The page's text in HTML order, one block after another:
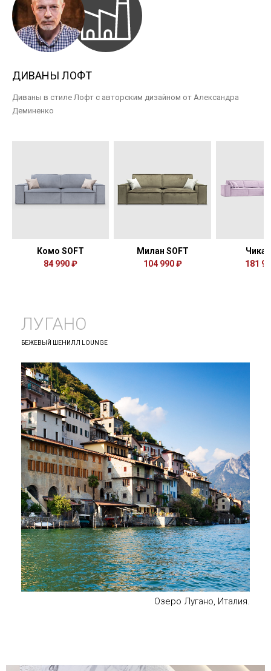
ДИВАНЫ ЛОФТ
Диваны в стиле Лофт с авторским дизайном от Александра
Деминенко
Комо SOFT
84 990 ₽
Милан SOFT
104 990 ₽
181
ЛУГАНО
БЕЖЕВЫЙ ШЕНИЛЛ LOUNGE
Озеро Лугано, Италия.